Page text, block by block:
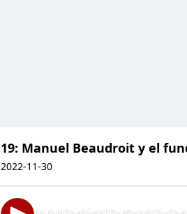
19: Manuel Beaudroit y el
2022-11-30